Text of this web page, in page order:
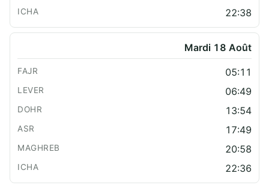
22:38
Mardi 18 Août
05:11
06:49
13:54
17:49
20:58
22:36